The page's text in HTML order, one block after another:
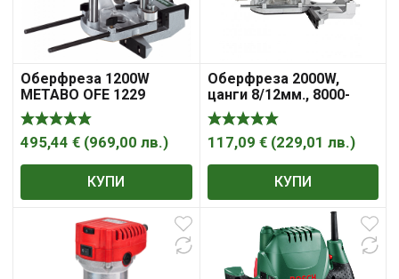
Оберфреза 1200W
METABO OFE 1229
SIGNAL
495,44 € (969,00 лв.)
КУПИ
Оберфреза 2000W,
цанги 8/12мм., 8000-
23000 об.+ 12 фрези,
PROCRAFT POB2400
117,09 € (229,01 лв.)
КУПИ